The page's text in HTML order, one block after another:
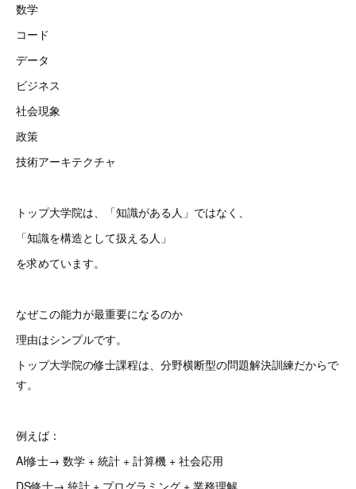
数学
コード
データ
ビジネス
社会現象
政策
技術アーキテクチャ
トップ大学院は、「知識がある人」ではなく、
「知識を構造として扱える人」
を求めています。
なぜこの能力が最重要になるのか
理由はシンプルです。
トップ大学院の修士課程は、分野横断型の問題解決訓練だからで
す。
例えば：
AI修士→ 数学 + 統計 + 計算機 + 社会応用